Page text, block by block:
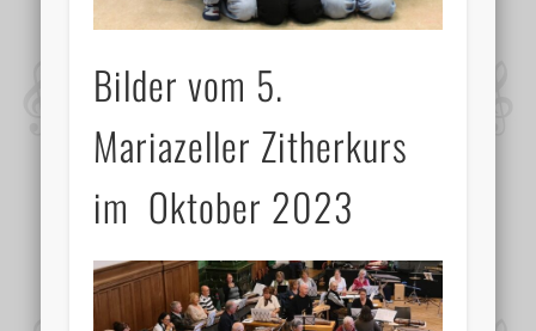
Bilder vom 5.
Mariazeller Zitherkurs
im Oktober 2023